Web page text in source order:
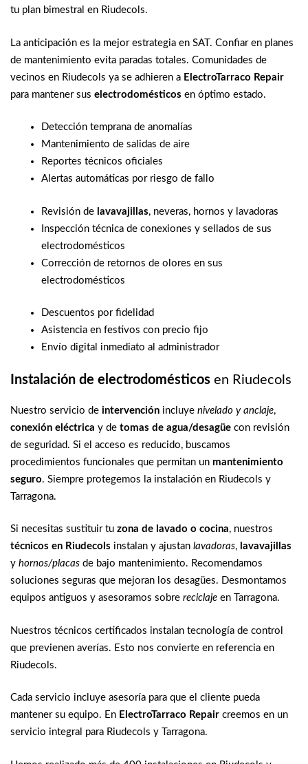
tu plan bimestral en Riudecols.
La anticipación es la mejor estrategia en SAT. Confiar en planes
de mantenimiento evita paradas totales. Comunidades de
vecinos en Riudecols ya se adhieren a ElectroTarraco Repair
para mantener sus electrodomésticos en óptimo estado.
Detección temprana de anomalías
Mantenimiento de salidas de aire
Reportes técnicos oficiales
Alertas automáticas por riesgo de fallo
Revisión de lavavajillas, neveras, hornos y lavadoras
Inspección técnica de conexiones y sellados de sus
electrodomésticos
Corrección de retornos de olores en sus
electrodomésticos
Descuentos por fidelidad
Asistencia en festivos con precio fijo
Envío digital inmediato al administrador
Instalación de electrodomésticos en Riudecols
Nuestro servicio de intervención incluye nivelado y anclaje,
conexión eléctrica y de tomas de agua/desagüe con revisión
de seguridad. Si el acceso es reducido, buscamos
procedimientos funcionales que permitan un mantenimiento
seguro. Siempre protegemos la instalación en Riudecols y
Tarragona.
Si necesitas sustituir tu zona de lavado o cocina, nuestros
técnicos en Riudecols instalan y ajustan lavadoras, lavavajillas
y hornos/placas de bajo mantenimiento. Recomendamos
soluciones seguras que mejoran los desagües. Desmontamos
equipos antiguos y asesoramos sobre reciclaje en Tarragona.
Nuestros técnicos certificados instalan tecnología de control
que previenen averías. Esto nos convierte en referencia en
Riudecols.
Cada servicio incluye asesoría para que el cliente pueda
mantener su equipo. En ElectroTarraco Repair creemos en un
servicio integral para Riudecols y Tarragona.